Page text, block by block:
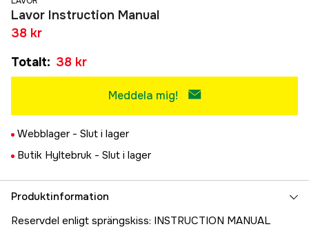
Lavor Instruction Manual
38 kr
Totalt: 38 kr
Meddela mig!
Webblager - Slut i lager
Butik Hyltebruk - Slut i lager
Produktinformation
Reservdel enligt sprängskiss: INSTRUCTION MANUAL